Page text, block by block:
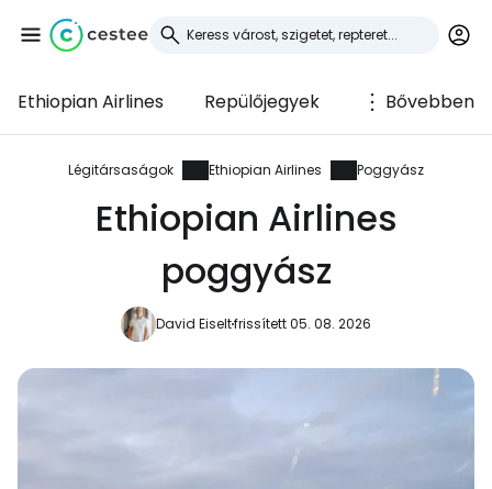
Ethiopian Airlines Repülőjegyek Bővebben
Légitársaságok Ethiopian Airlines Poggyász
Ethiopian Airlines
poggyász
David Eiseltfrissített 05. 08. 2026
Bejelentkezés a
Cestee-be
... az utazási közösség világszerte
Folytatás a Google-lal
Folytassa e-mailben